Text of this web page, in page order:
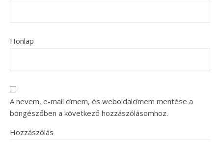
Honlap
A nevem, e-mail címem, és weboldalcímem mentése a
böngészőben a következő hozzászólásomhoz.
Hozzászólás